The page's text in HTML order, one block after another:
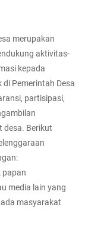
merupakan
aktivitas-
kepada
Pemerintah Desa
partisipasi,
desa. Berikut
papan
media lain yang
masyarakat